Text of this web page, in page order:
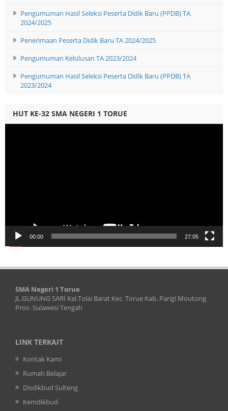
Pengumuman Hasil Seleksi Peserta Didik Baru (PPDB) TA
2024/2025
Penerimaan Peserta Didik Baru TA 2024/2025
Pengumuman Kelulusan TA 2023/2024
Pengumuman Hasil Seleksi Peserta Didik Baru (PPDB) TA
2023/2024
HUT KE-32 SMA NEGERI 1 TORUE
00:00 27:05
SMA Negeri 1 Torue
JL.GUNUNG SARI Kel.Tolai Barat Kec. Torue Kab. Parigi Moutong
Prov. Sulawesi Tengah
LINK TERKAIT
Kontak Kami
Rumah Belajar
Disdikbud Sulteng
Kemdikbud